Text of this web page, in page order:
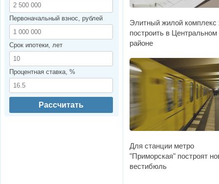
Элитный жилой комплекс
построить в Центральном
районе
Для станции метро
"Приморская" построят
вестибюль
Первоначальный взнос, рублей
Срок ипотеки, лет
Процентная ставка, %
Рассчитать